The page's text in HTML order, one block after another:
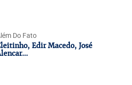
Do Fato
Edir Macedo, José